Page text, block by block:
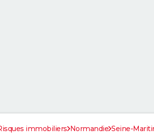
immobiliers Normandie Seine-